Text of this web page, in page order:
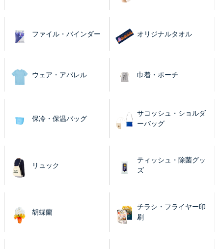
ファイル・バインダー オリジナルタオル
ウェア・アパレル 巾着・ポーチ
保冷・保温バッグ
サコッシュ・ショルダ
ーバッグ
リュック
ティッシュ・除菌グッ
ズ
胡蝶蘭
チラシ・フライヤー印
刷